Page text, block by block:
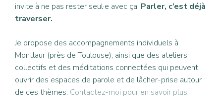
invite à ne pas rester seul·e avec ça. Parler, c’est déjà
traverser.
Je propose des accompagnements individuels à
Montlaur (près de Toulouse), ainsi que des ateliers
collectifs et des méditations connectées qui peuvent
ouvrir des espaces de parole et de lâcher-prise autour
de ces thèmes. Contactez-moi pour en savoir plus.